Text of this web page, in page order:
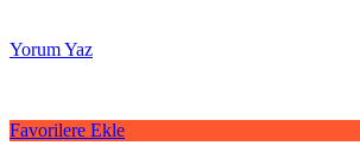
Yorum Yaz
Favorilere Ekle